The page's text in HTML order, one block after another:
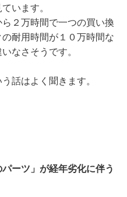
います。
２万時間で一つの買い換
耐用時間が１０万時間な
なさそうです。
話はよく聞きます。
ーツ」が経年劣化に伴う